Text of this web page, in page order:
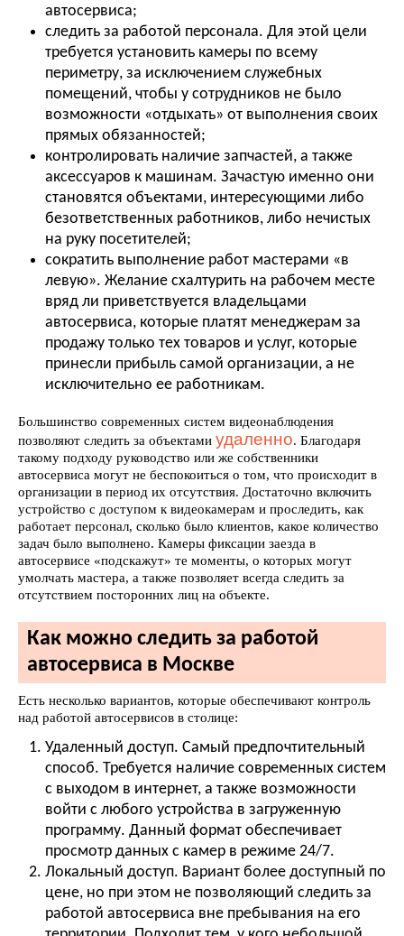
автосервиса;
следить за работой персонала. Для этой цели
требуется установить камеры по всему
периметру, за исключением служебных
помещений, чтобы у сотрудников не было
возможности «отдыхать» от выполнения своих
прямых обязанностей;
контролировать наличие запчастей, а также
аксессуаров к машинам. Зачастую именно они
становятся объектами, интересующими либо
безответственных работников, либо нечистых
на руку посетителей;
сократить выполнение работ мастерами «в
левую». Желание схалтурить на рабочем месте
вряд ли приветствуется владельцами
автосервиса, которые платят менеджерам за
продажу только тех товаров и услуг, которые
принесли прибыль самой организации, а не
исключительно ее работникам.
Большинство современных систем видеонаблюдения
позволяют следить за объектами удаленно. Благодаря
такому подходу руководство или же собственники
автосервиса могут не беспокоиться о том, что происходит в
организации в период их отсутствия. Достаточно включить
устройство с доступом к видеокамерам и проследить, как
работает персонал, сколько было клиентов, какое количество
задач было выполнено. Камеры фиксации заезда в
автосервисе «подскажут» те моменты, о которых могут
умолчать мастера, а также позволяет всегда следить за
отсутствием посторонних лиц на объекте.
Как можно следить за работой
автосервиса в Москве
Есть несколько вариантов, которые обеспечивают контроль
над работой автосервисов в столице:
Удаленный доступ. Самый предпочтительный
способ. Требуется наличие современных систем
с выходом в интернет, а также возможности
войти с любого устройства в загруженную
программу. Данный формат обеспечивает
просмотр данных с камер в режиме 24/7.
Локальный доступ. Вариант более доступный по
цене, но при этом не позволяющий следить за
работой автосервиса вне пребывания на его